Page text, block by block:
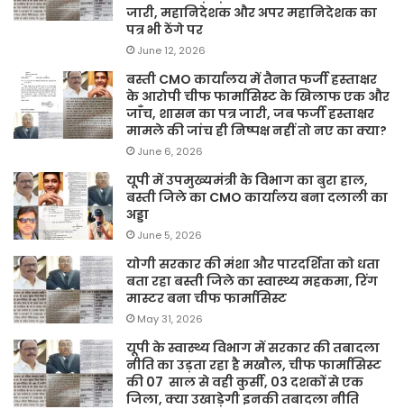
जारी, महानिदेशक और अपर महानिदेशक का
पत्र भी ठेंगे पर
June 12, 2026
बस्ती CMO कार्यालय में तैनात फर्जी हस्ताक्षर
के आरोपी चीफ फार्मासिस्ट के खिलाफ एक और
जाँच, शासन का पत्र जारी, जब फर्जी हस्ताक्षर
मामले की जांच ही निष्पक्ष नहीं तो नए का क्या?
June 6, 2026
यूपी में उपमुख्यमंत्री के विभाग का बुरा हाल,
बस्ती जिले का CMO कार्यालय बना दलाली का
अड्डा
June 5, 2026
योगी सरकार की मंशा और पारदर्शिता को धता
बता रहा बस्ती जिले का स्वास्थ्य महकमा, रिंग
मास्टर बना चीफ फार्मासिस्ट
May 31, 2026
यूपी के स्वास्थ्य विभाग में सरकार की तबादला
नीति का उड़ता रहा है मखौल, चीफ फार्मासिस्ट
की 07 साल से वही कुर्सी, 03 दशकों से एक
जिला, क्या उखाड़ेगी इनकी तबादला नीति